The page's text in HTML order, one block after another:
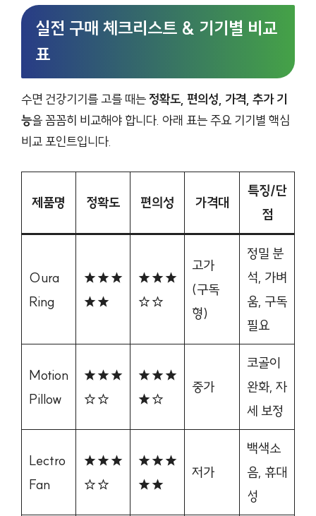
실전 구매 체크리스트 & 기기별 비교
표
수면 건강기기를 고를 때는 정확도, 편의성, 가격, 추가 기
능을 꼼꼼히 비교해야 합니다. 아래 표는 주요 기기별 핵심
비교 포인트입니다.
제품명 정확도 편의성 가격대
특징/단
점
Oura
Ring
★★★
★★
★★★
☆☆
고가
(구독
형)
정밀 분
석, 가벼
움, 구독
필요
Motion
Pillow
★★★
☆☆
★★★
★☆
중가
코골이
완화, 자
세 보정
Lectro
Fan
★★★
☆☆
★★★
★★
저가
백색소
음, 휴대
성